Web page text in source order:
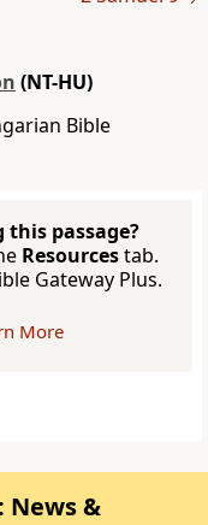
(NT-HU)
Bible
passage?
Resourcestab.
Gateway Plus.
More
News &